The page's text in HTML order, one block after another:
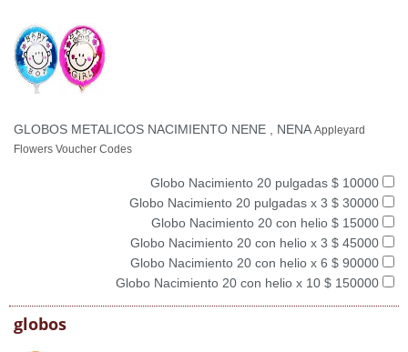
GLOBOS METALICOS NACIMIENTO NENE , NENA Appleyard
Flowers Voucher Codes
Globo Nacimiento 20 pulgadas $ 10000
Globo Nacimiento 20 pulgadas x 3 $ 30000
Globo Nacimiento 20 con helio $ 15000
Globo Nacimiento 20 con helio x 3 $ 45000
Globo Nacimiento 20 con helio x 6 $ 90000
Globo Nacimiento 20 con helio x 10 $ 150000
globos